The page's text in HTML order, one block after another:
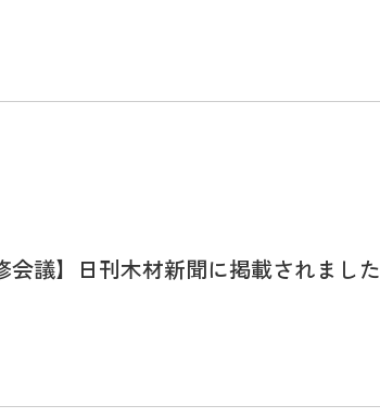
会議】日刊木材新聞に掲載されました